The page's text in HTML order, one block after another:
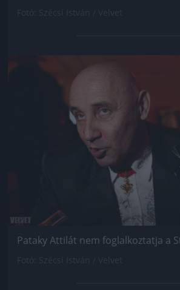
Jön még kép!
Pataky Attilát nem foglalkoztatja a